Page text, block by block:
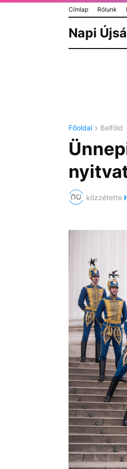
Címlap Rólunk
Napi
Főoldal Belföld
közzétette